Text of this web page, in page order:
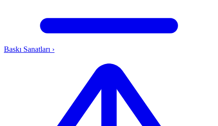
Baskı Sanatları ›